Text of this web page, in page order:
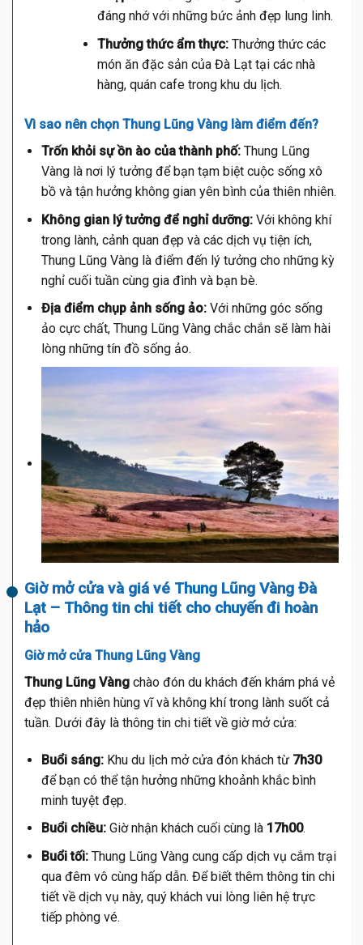
đáng nhớ với những bức ảnh đẹp lung linh.
Thưởng thức ẩm thực:Thưởng thức các
món ăn đặc sản của Đà Lạt tại các nhà
hàng, quán cafe trong khu du lịch.
Vì sao nên chọn Thung Lũng Vàng làm điểm đến?
Trốn khỏi sự ồn ào của thành phố:Thung Lũng
Vàng là nơi lý tưởng để bạn tạm biệt cuộc sống xô
bồ và tận hưởng không gian yên bình của thiên nhiên.
Không gian lý tưởng để nghỉ dưỡng:Với không khí
trong lành, cảnh quan đẹp và các dịch vụ tiện ích,
Thung Lũng Vàng là điểm đến lý tưởng cho những kỳ
nghỉ cuối tuần cùng gia đình và bạn bè.
Địa điểm chụp ảnh sống ảo:Với những góc sống
ảo cực chất, Thung Lũng Vàng chắc chắn sẽ làm hài
lòng những tín đồ sống ảo.
Giờ mở cửa và giá vé Thung Lũng Vàng Đà
Lạt – Thông tin chi tiết cho chuyến đi hoàn
hảo
Giờ mở cửa Thung Lũng Vàng
Thung Lũng Vàng chào đón du khách đến khám phá vẻ
đẹp thiên nhiên hùng vĩ và không khí trong lành suốt cả
tuần. Dưới đây là thông tin chi tiết về giờ mở cửa:
Buổi sáng:Khu du lịch mở cửa đón khách từ 7h30
để bạn có thể tận hưởng những khoảnh khắc bình
minh tuyệt đẹp.
Buổi chiều:Giờ nhận khách cuối cùng là 17h00.
Buổi tối:Thung Lũng Vàng cung cấp dịch vụ cắm trại
qua đêm vô cùng hấp dẫn. Để biết thêm thông tin chi
tiết về dịch vụ này, quý khách vui lòng liên hệ trực
tiếp phòng vé.